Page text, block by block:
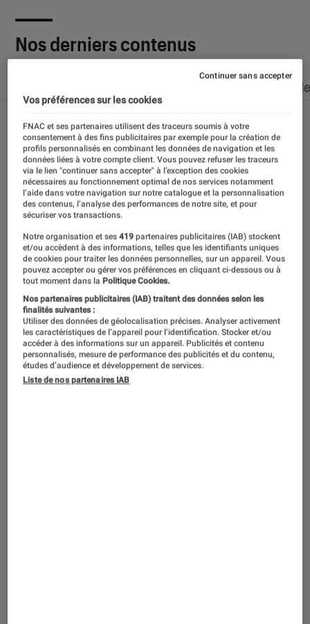
Nos derniers contenus
Sélections et
Vos préférences sur les cookies
FNAC et ses partenaires utilisent des traceurs soumis à votre
consentement à des fins publicitaires par exemple pour la création de
profils personnalisés en combinant les données de navigation et les
données liées à votre compte client. Vous pouvez refuser les traceurs
via le lien "continuer sans accepter" à l’exception des cookies
nécessaires au fonctionnement optimal de nos services notamment
l’aide dans votre navigation sur notre catalogue et la personnalisation
des contenus, l’analyse des performances de notre site, et pour
sécuriser vos transactions.
Notre organisation et ses419 partenaires publicitaires (IAB) stockent
et/ou accèdent à des informations, telles que les identifiants uniques
de cookies pour traiter les données personnelles, sur un appareil. Vous
pouvez accepter ou gérer vos préférences en cliquant ci-dessous ou à
tout moment dans la Politique Cookies.
Nos partenaires publicitaires (IAB) traitent des données selon les
finalités suivantes :
Utiliser des données de géolocalisation précises. Analyser activement
les caractéristiques de l’appareil pour l’identification. Stocker et/ou
accéder à des informations sur un appareil. Publicités et contenu
personnalisés, mesure de performance des publicités et du contenu,
études d’audience et développement de services.
Liste de nos partenaires IAB
Continuer sans accepter